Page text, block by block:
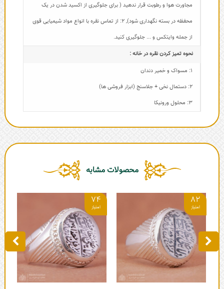
مجاورت هوا و رطوبت قرار ندهید ( برای جلوگیری از اکسید شدن در یک
محفظه در بسته نگهداری شود), 2: از تماس نقره با انواع مواد شیمیایی قوی
از جمله وایتکس و ... جلوگیری کنید.
نحوه تمیز کردن نقره در خانه :
1: مسواک و خمیر دندان
2: دستمال نخی + جلاسنج (ابزار فروشی ها)
3: محلول ورونیکا
محصولات مشابه
82
74